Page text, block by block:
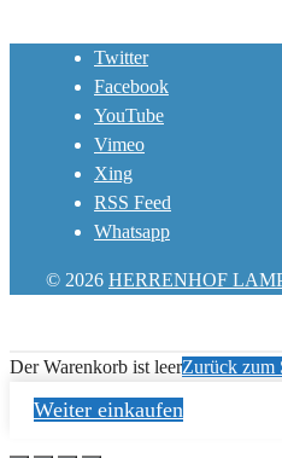
Twitter
Facebook
YouTube
Vimeo
Xing
RSS Feed
Whatsapp
© 2026 HERRENHOF
Der Warenkorb ist leerZurück zum
Weiter einkaufen